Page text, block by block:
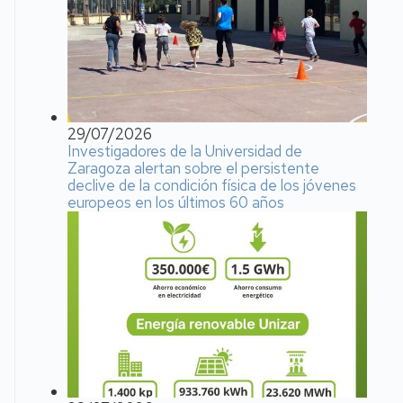
29/07/2026
Investigadores de la Universidad de
Zaragoza alertan sobre el persistente
declive de la condición física de los jóvenes
europeos en los últimos 60 años